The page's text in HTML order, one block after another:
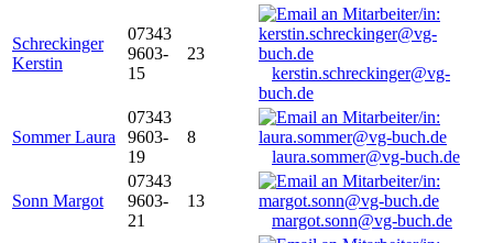
Schreckinger
Kerstin
07343
9603-
15
23
kerstin.schreckinger@vg-
buch.de
Sommer Laura
07343
9603-
19
8
laura.sommer@vg-buch.de
Sonn Margot
07343
9603-
21
13
margot.sonn@vg-buch.de